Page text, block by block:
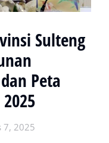
Sulteng
Peta
7, 2025